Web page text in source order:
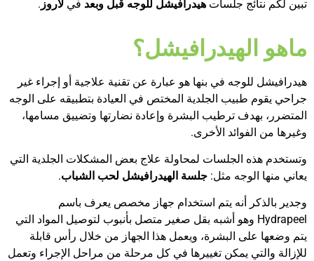
تبين لكم نتائج جلسات هيدرافيشل للوجه قبل وبعد في لاروز .
ماهو الهيدرافيشل؟
هيدرافيشل للوجه في بنها هو عبارة عن تقنية علاجية أو إجراء غير
جراحي يقوم طبيب الجلدية المختص في العيادة بتطبيقه على الوجه
المتضرر، بهدف ترطيب البشرة وإعادة نضارتها وتضييق مسامها،
وغيرها من الفوائد الأخرى.
وتستخدم هذه الجلسات لمحاولة علاج بعض المشكلات الجلدية التي
يعاني منها الوجه مثل: جلسة الهيدرافيشل لحب الشباب.
وجدير بالذكر أنه يتم استخدام جهاز مخصص يعرف باسم
Hydrapeel وهو أشبه بقل صغير متصل بأنبوب لتوصيل المواد التي
يتم وضعها على البشرة، ويعمل هذا الجهاز من خلال رأس قابلة
للإزالة والتي يمكن تغييرها في كل مرحلة من مراحل الإجراء وتعمل